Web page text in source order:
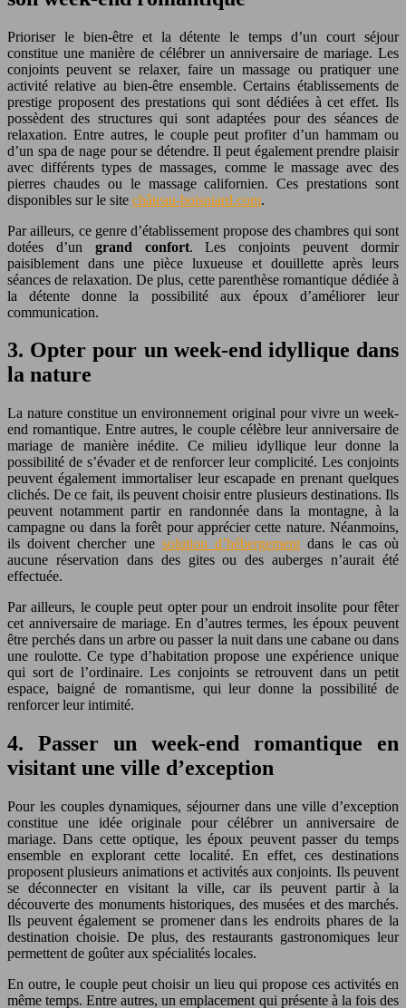
Prioriser le bien-être et la détente le temps d’un court séjour
constitue une manière de célébrer un anniversaire de mariage. Les
conjoints peuvent se relaxer, faire un massage ou pratiquer une
activité relative au bien-être ensemble. Certains établissements de
prestige proposent des prestations qui sont dédiées à cet effet. Ils
possèdent des structures qui sont adaptées pour des séances de
relaxation. Entre autres, le couple peut profiter d’un hammam ou
d’un spa de nage pour se détendre. Il peut également prendre plaisir
avec différents types de massages, comme le massage avec des
pierres chaudes ou le massage californien. Ces prestations sont
disponibles sur le site château-boisniard.com.
Par ailleurs, ce genre d’établissement propose des chambres qui sont
dotées d’un grand confort. Les conjoints peuvent dormir
paisiblement dans une pièce luxueuse et douillette après leurs
séances de relaxation. De plus, cette parenthèse romantique dédiée à
la détente donne la possibilité aux époux d’améliorer leur
communication.
3. Opter pour un week-end idyllique dans
la nature
La nature constitue un environnement original pour vivre un week-
end romantique. Entre autres, le couple célèbre leur anniversaire de
mariage de manière inédite. Ce milieu idyllique leur donne la
possibilité de s’évader et de renforcer leur complicité. Les conjoints
peuvent également immortaliser leur escapade en prenant quelques
clichés.De ce fait, ils peuvent choisir entre plusieurs destinations. Ils
peuvent notamment partir en randonnée dans la montagne, à la
campagne ou dans la forêt pour apprécier cette nature. Néanmoins,
ils doivent chercher une solution d’hébergement dans le cas où
aucune réservation dans des gites ou des auberges n’aurait été
effectuée.
Par ailleurs, le couple peut opter pour un endroit insolite pour fêter
cet anniversaire de mariage. En d’autres termes, les époux peuvent
être perchés dans un arbre ou passer la nuit dans une cabane ou dans
une roulotte. Ce type d’habitation propose une expérience unique
qui sort de l’ordinaire. Les conjoints se retrouvent dans un petit
espace, baigné de romantisme, qui leur donne la possibilité de
renforcer leur intimité.
4. Passer un week-end romantique en
visitant une ville d’exception
Pour les couples dynamiques, séjourner dans une ville d’exception
constitue une idée originale pour célébrer un anniversaire de
mariage. Dans cette optique, les époux peuvent passer du temps
ensemble en explorant cette localité. En effet, ces destinations
proposent plusieurs animations et activités aux conjoints. Ils peuvent
se déconnecter en visitant la ville, car ils peuvent partir à la
découverte des monuments historiques, des musées et des marchés.
Ils peuvent également se promener dans les endroits phares de la
destination choisie. De plus, des restaurants gastronomiques leur
permettent de goûter aux spécialités locales.
En outre, le couple peut choisir un lieu qui propose ces activités en
même temps. Entre autres, un emplacement qui présente à la fois des